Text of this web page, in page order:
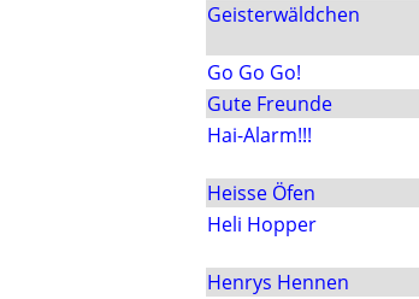
Geisterwäldchen
Go Go Go!
Gute Freunde
Hai-Alarm!!!
Heisse Öfen
Heli Hopper
Henrys Hennen